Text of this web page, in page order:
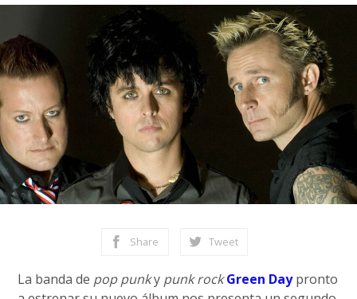
Share Tweet
La banda de pop punky punk rock Green Daypronto